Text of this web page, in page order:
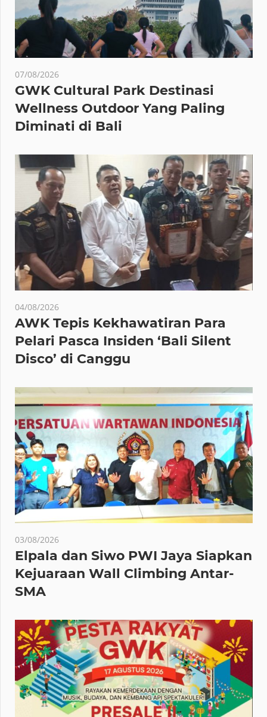
07/08/2026
GWK Cultural Park Destinasi
Wellness Outdoor Yang Paling
Diminati di Bali
04/08/2026
AWK Tepis Kekhawatiran Para
Pelari Pasca Insiden ‘Bali Silent
Disco’ di Canggu
03/08/2026
Elpala dan Siwo PWI Jaya Siapkan
Kejuaraan Wall Climbing Antar-
SMA